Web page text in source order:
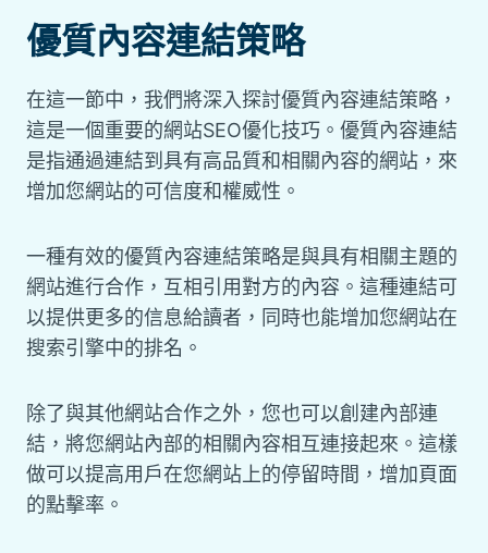
優質內容連結策略
在這一節中，我們將深入探討優質內容連結策略，
這是一個重要的網站SEO優化技巧。優質內容連結
是指通過連結到具有高品質和相關內容的網站，來
增加您網站的可信度和權威性。
一種有效的優質內容連結策略是與具有相關主題的
網站進行合作，互相引用對方的內容。這種連結可
以提供更多的信息給讀者，同時也能增加您網站在
搜索引擎中的排名。
除了與其他網站合作之外，您也可以創建內部連
結，將您網站內部的相關內容相互連接起來。這樣
做可以提高用戶在您網站上的停留時間，增加頁面
的點擊率。